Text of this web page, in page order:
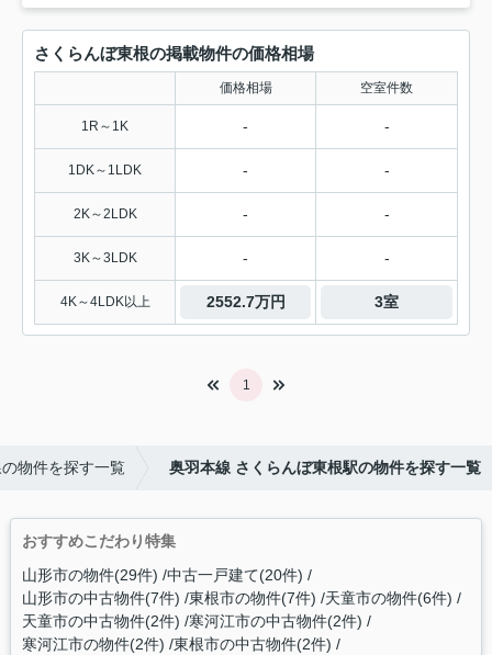
さくらんぼ東根の掲載物件の価格相場
価格相場 空室件数
1R～1K - -
1DK～1LDK - -
2K～2LDK - -
3K～3LDK - -
4K～4LDK以上 2552.7万円 3室
1
物件を探す一覧 奥羽本線 さくらんぼ東根駅の物件を探す一覧
おすすめこだわり特集
山形市の物件(29件) 中古一戸建て(20件)
山形市の中古物件(7件) 東根市の物件(7件) 天童市の物件(6件)
天童市の中古物件(2件) 寒河江市の中古物件(2件)
寒河江市の物件(2件) 東根市の中古物件(2件)